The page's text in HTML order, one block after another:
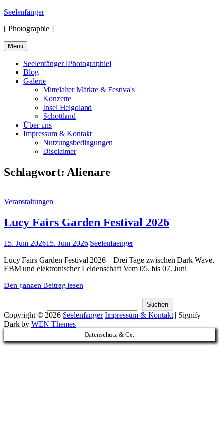
Skip
content
Seelenfänger
[ Photographie ]
Menu
Seelenfänger [Photographie]
Blog
Galerie
Mittelalter Märkte & Festivals
Konzerte
Insel Helgoland
Schottland
Über uns
Impressum & Kontakt
Nutzungsbedingungen
Disclaimer
Schlagwort: Alienare
Cat
Veranstaltungen
Lucy Fairs Garden Festival 2026
Posted
15. Juni 202615. Juni 2026 Seelenfaenger
Lucy Fairs Garden Festival 2026 – Drei Tage zwischen Dark Wave,
EBM und elektronischer Leidenschaft Vom 05. bis 07. Juni
Den ganzen Beitrag lesen
Festival
2026
Suchen
Copyright © 2026 Seelenfänger Impressum & Kontakt | Signify
Dark by WEN Themes
Scroll
Up
Datenschutz & Co.